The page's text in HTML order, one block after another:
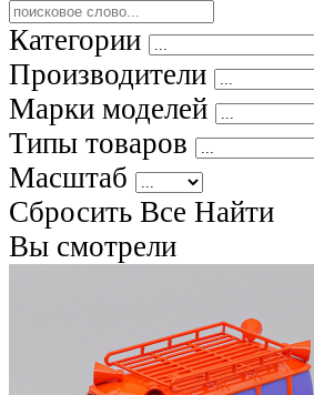
Категории
Производители
Марки моделей
Типы товаров
Масштаб
Сбросить Все Найти
Вы смотрели